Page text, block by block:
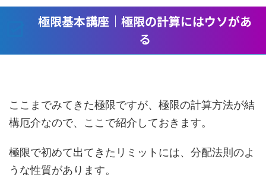
極限基本講座｜極限の計算にはウソがあ
る
ここまでみてきた極限ですが、極限の計算方法が結
構厄介なので、ここで紹介しておきます。
極限で初めて出てきたリミットには、分配法則のよ
うな性質があります。